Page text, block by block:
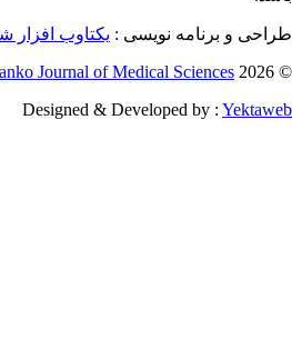
نویسی :یکتاوب افزار شرق
Zanko Journal of Medical
Designed & Developed by :